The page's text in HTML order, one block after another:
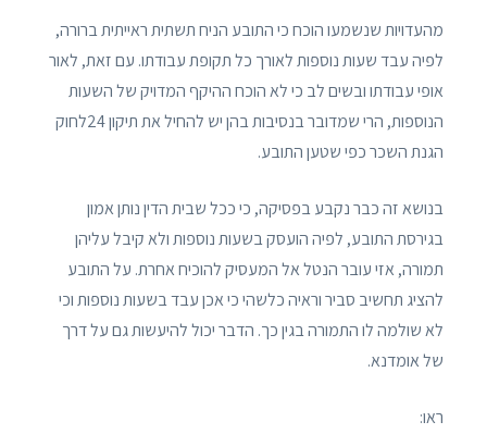
מהעדויות שנשמעו הוכח כי התובע הניח תשתית ראייתית ברורה,
לפיה עבד שעות נוספות לאורך כל תקופת עבודתו. עם זאת, לאור
אופי עבודתו ובשים לב כי לא הוכח ההיקף המדויק של השעות
הנוספות, הרי שמדובר בנסיבות בהן יש להחיל את תיקון 24לחוק
הגנת השכר כפי שטען התובע.
בנושא זה כבר נקבע בפסיקה, כי ככל שבית הדין נותן אמון
בגירסת התובע, לפיה הועסק בשעות נוספות ולא קיבל עליהן
תמורה, אזי עובר הנטל אל המעסיק להוכיח אחרת. על התובע
להציג תחשיב סביר וראיה כלשהי כי אכן עבד בשעות נוספות וכי
לא שולמה לו התמורה בגין כך. הדבר יכול להיעשות גם על דרך
של אומדנא.
ראו: